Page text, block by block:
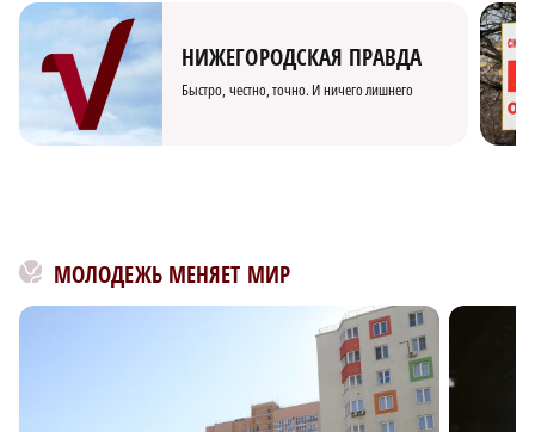
НИЖЕГОРОДСКАЯ ПРАВДА
Быстро, честно, точно. И ничего лишнего
МОЛОДЕЖЬ МЕНЯЕТ МИР